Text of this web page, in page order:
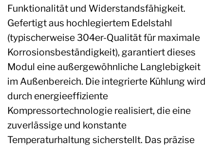
Funktionalität und Widerstandsfähigkeit.
Gefertigt aus hochlegiertem Edelstahl
(typischerweise 304er-Qualität für maximale
Korrosionsbeständigkeit), garantiert dieses
Modul eine außergewöhnliche Langlebigkeit
im Außenbereich. Die integrierte Kühlung wird
durch energieeffiziente
Kompressortechnologie realisiert, die eine
zuverlässige und konstante
Temperaturhaltung sicherstellt. Das präzise